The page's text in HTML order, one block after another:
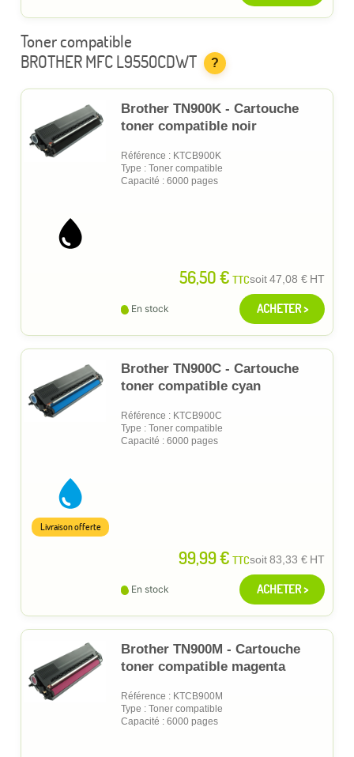
Toner compatible
BROTHER MFC L9550CDWT
?
Brother TN900K - Cartouche
toner compatible noir
Référence : KTCB900K
Type : Toner compatible
Capacité : 6000 pages
56,50 € TTCsoit47,08 € HT
En stock ACHETER >
Brother TN900C - Cartouche
toner compatible cyan
Référence : KTCB900C
Type : Toner compatible
Capacité : 6000 pages
99,99 € TTCsoit83,33 € HT
Livraison offerte
En stock ACHETER >
Brother TN900M - Cartouche
toner compatible magenta
Référence : KTCB900M
Type : Toner compatible
Capacité : 6000 pages